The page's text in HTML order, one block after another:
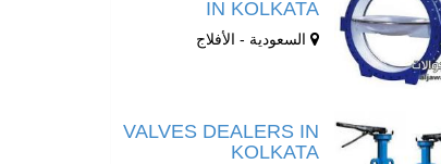
IN KOLKATA
السعودية - الأفلاج
VALVES DEALERS IN
KOLKATA